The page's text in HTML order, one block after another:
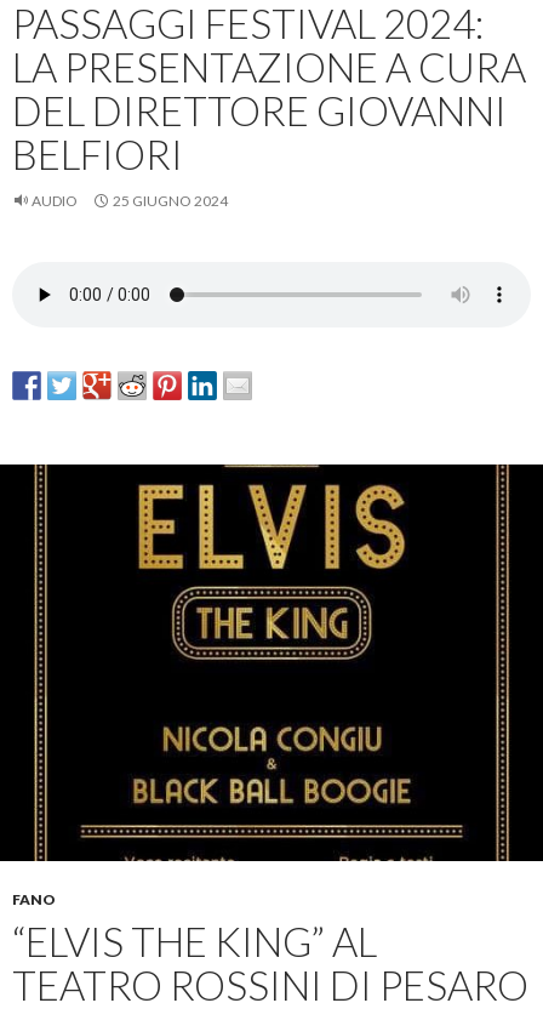
PASSAGGI FESTIVAL 2024:
LA PRESENTAZIONE A CURA
DEL DIRETTORE GIOVANNI
BELFIORI
AUDIO 25 GIUGNO 2024
FANO
“ELVIS THE KING” AL
TEATRO ROSSINI DI PESARO